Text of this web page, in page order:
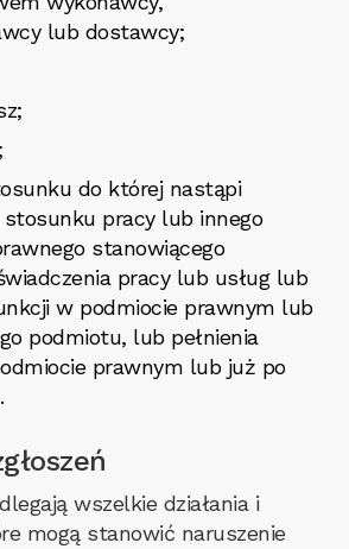
lub dostawcy;
do której nastąpi
stosunku pracy lub innego
stanowiącego
pracy lub usług lub
w podmiocie prawnym lub
podmiotu, lub pełnienia
prawnym lub już po
wszelkie działania i
mogą stanowić naruszenie